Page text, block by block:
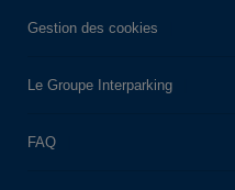
Gestion des cookies
Le Groupe Interparking
FAQ